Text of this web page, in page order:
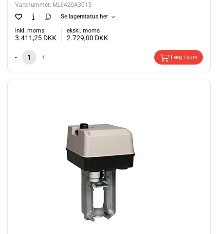
Varenummer: ML6420A3015
Se lagerstatus her
inkl. moms
3.411,25 DKK
ekskl. moms
2.729,00 DKK
- + Læg i kurv